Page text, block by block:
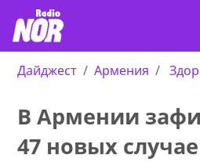
Дайджест Армения
В Армении
47 новых